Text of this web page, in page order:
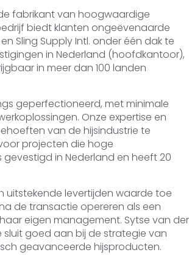
fabrikant van hoogwaardige
biedt klanten ongeëvenaarde
Sling Supply Intl. onder één dak te
in Nederland (hoofdkantoor),
in meer dan 100 landen
geperfectioneerd, met minimale
Onze expertise en
van de hijsindustrie te
projecten die hoge
gevestigd in Nederland en heeft 20
uitstekende levertijden waarde toe
de transactie opereren als een
eigen management. Sytse van der
sluit goed aan bij de strategie van
geavanceerde hijsproducten.